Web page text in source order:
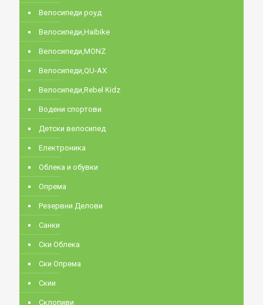
Велосипеди роуд
Велосипеди,Haibike
Велосипеди,MONZ
Велосипеди,QU-AX
Велосипеди,Rebel Kidz
Водени спортови
Детски велосипед
Електроника
Облека и обувки
Опрема
Резервни Делови
Санки
Ски Облека
Ски Опрема
Скии
Склопиви